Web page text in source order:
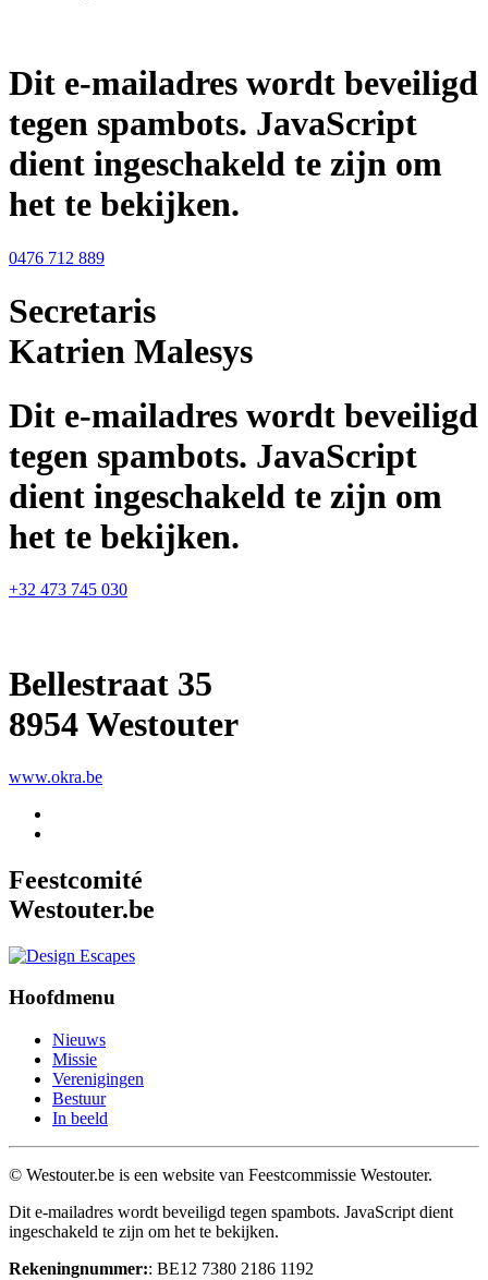
Dit e-mailadres wordt beveiligd
tegen spambots. JavaScript
dient ingeschakeld te zijn om
het te bekijken.
0476 712 889
Secretaris
Katrien Malesys
Dit e-mailadres wordt beveiligd
tegen spambots. JavaScript
dient ingeschakeld te zijn om
het te bekijken.
+32 473 745 030
Bellestraat 35
8954 Westouter
www.okra.be
Feestcomité
Westouter.be
Hoofdmenu
Nieuws
Missie
Verenigingen
Bestuur
In beeld
© Westouter.be is een website van Feestcommissie Westouter.
Dit e-mailadres wordt beveiligd tegen spambots. JavaScript dient
ingeschakeld te zijn om het te bekijken.
Rekeningnummer:: BE12 7380 2186 1192